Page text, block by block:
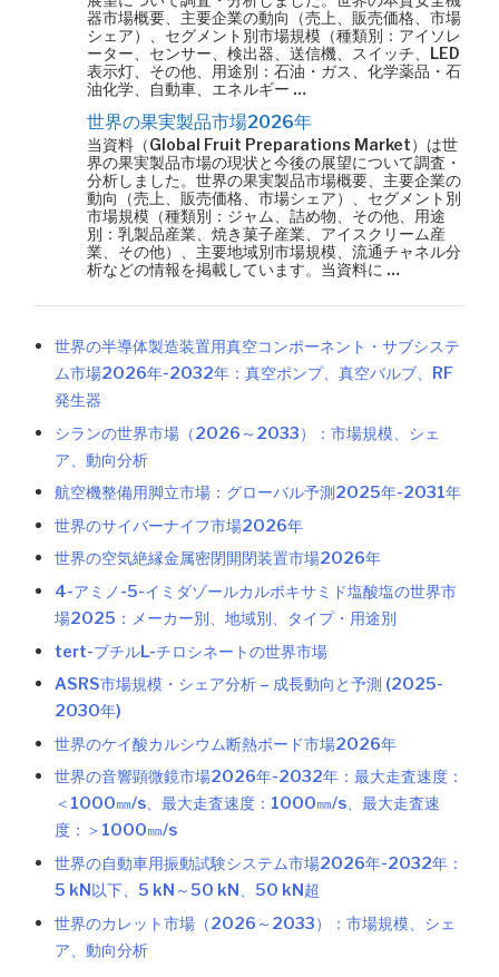
器市場概要、主要企業の動向（売上、販売価格、市場
シェア）、セグメント別市場規模（種類別：アイソレ
ーター、センサー、検出器、送信機、スイッチ、LED
表示灯、その他、用途別：石油・ガス、化学薬品・石
油化学、自動車、エネルギー …
世界の果実製品市場2026年
当資料（Global Fruit Preparations Market）は世
界の果実製品市場の現状と今後の展望について調査・
分析しました。世界の果実製品市場概要、主要企業の
動向（売上、販売価格、市場シェア）、セグメント別
市場規模（種類別：ジャム、詰め物、その他、用途
別：乳製品産業、焼き菓子産業、アイスクリーム産
業、その他）、主要地域別市場規模、流通チャネル分
析などの情報を掲載しています。当資料に …
世界の半導体製造装置用真空コンポーネント・サブシステ
ム市場2026年-2032年：真空ポンプ、真空バルブ、RF
発生器
シランの世界市場（2026～2033）：市場規模、シェ
ア、動向分析
航空機整備用脚立市場：グローバル予測2025年-2031年
世界のサイバーナイフ市場2026年
世界の空気絶縁金属密閉開閉装置市場2026年
4-アミノ-5-イミダゾールカルボキサミド塩酸塩の世界市
場2025：メーカー別、地域別、タイプ・用途別
tert-ブチルL-チロシネートの世界市場
ASRS市場規模・シェア分析 – 成長動向と予測 (2025-
2030年)
世界のケイ酸カルシウム断熱ボード市場2026年
世界の音響顕微鏡市場2026年-2032年：最大走査速度：
＜1000㎜/s、最大走査速度：1000㎜/s、最大走査速
度：＞1000㎜/s
世界の自動車用振動試験システム市場2026年-2032年：
5 kN以下、5 kN～50 kN、50 kN超
世界のカレット市場（2026～2033）：市場規模、シェ
ア、動向分析